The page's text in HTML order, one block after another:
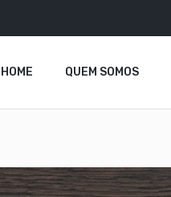
HOME QUEM SOMOS